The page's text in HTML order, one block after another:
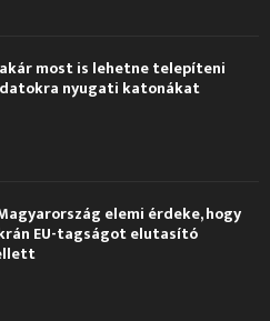
akár most is lehetne telepíteni
nyugati katonákat
elemi érdeke, hogy
EU-tagságot elutasító